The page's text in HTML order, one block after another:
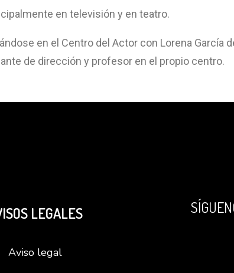
en televisión y en teatro.
en el Centro del Actor con Lorena García
de dirección y profesor en el propio centro.
LEGALES
Aviso legal